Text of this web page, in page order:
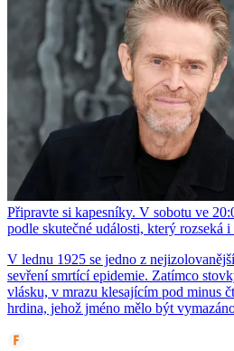
Připravte si kapesníky. V sobotu ve
podle skutečné události, který rozseká
V lednu 1925 se jedno z
sevření smrtící epidemie. Zatímco
vlásku, v mrazu klesajícím pod minus
hrdina, jehož jméno mělo být